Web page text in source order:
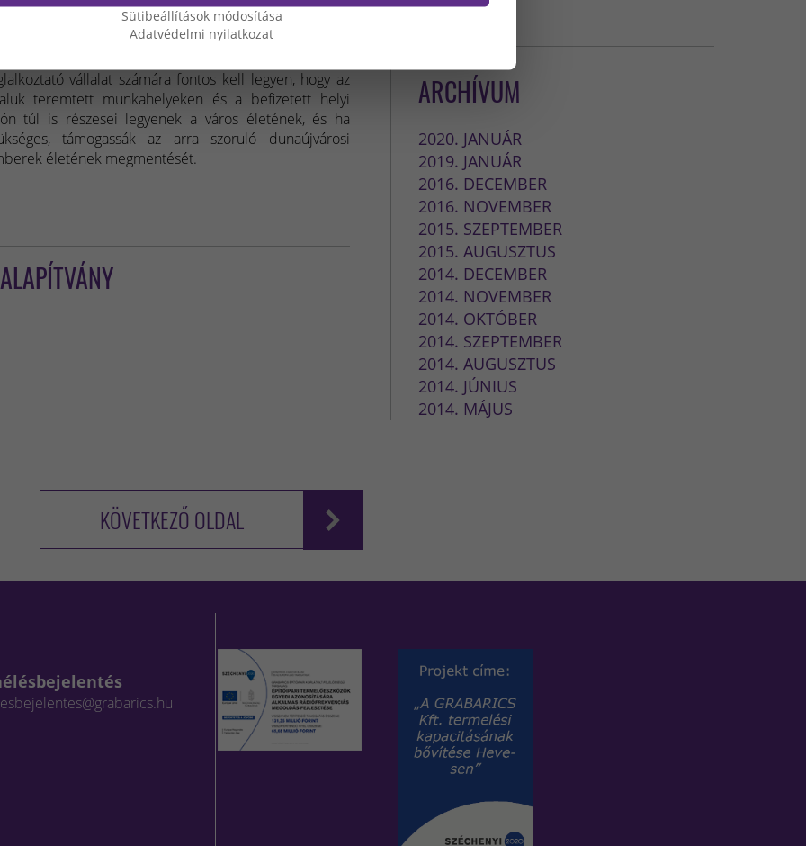
vállalat számára fontos kell legyen, hogy az
teremtett munkahelyeken és a befizetett helyi
túl is részesei legyenek a város életének, és ha
támogassák az arra szoruló dunaújvárosi
életének megmentését.
KÖVETKEZŐ OLDAL
ARCHÍVUM
2020. JANUÁR
2019. JANUÁR
2016. DECEMBER
2016. NOVEMBER
2015. SZEPTEMBER
2015. AUGUSZTUS
2014. DECEMBER
2014. NOVEMBER
2014. OKTÓBER
2014. SZEPTEMBER
2014. AUGUSZTUS
2014. JÚNIUS
2014. MÁJUS
Sütibeállítások módosítása
Adatvédelmi nyilatkozat